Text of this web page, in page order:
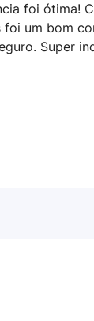
foi ótima!
foi um bom
Super